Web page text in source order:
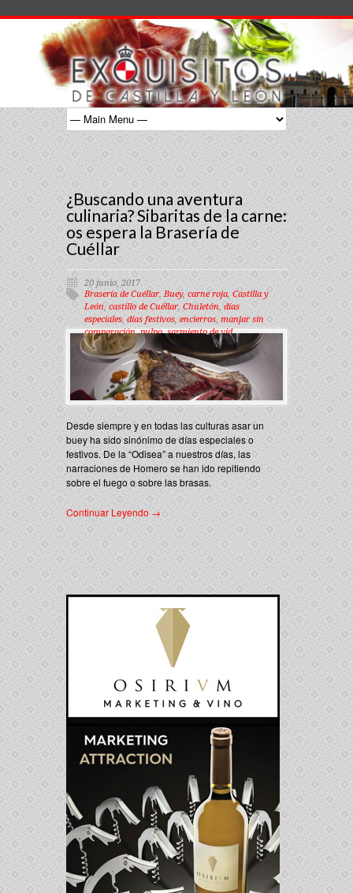
¿Buscando una aventura
culinaria? Sibaritas de la carne:
os espera la Brasería de
Cuéllar
20 junio, 2017
Brasería de Cuéllar,Buey, carne roja, Castilla y
León, castillo de Cuéllar, Chuletón, días
especiales, días festivos, encierros, manjar sin
comparación,pulpo,sarmiento de vid
Desde siempre y en todas las culturas asar un
buey ha sido sinónimo de días especiales o
festivos. De la “Odisea” a nuestros días, las
narraciones de Homero se han ido repitiendo
sobre el fuego o sobre las brasas.
Continuar Leyendo →